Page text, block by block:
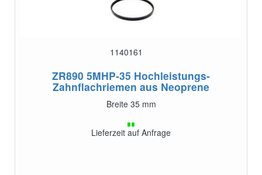
1140161
ZR890 5MHP-35 Hochleistungs-
Zahnflachriemen aus Neoprene
Breite 35 mm
Lieferzeit auf Anfrage